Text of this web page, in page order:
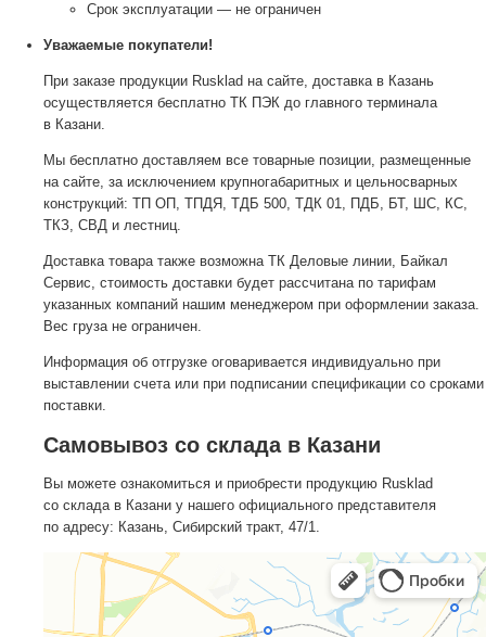
Срок эксплуатации — не ограничен
Уважаемые покупатели!
При заказе продукции Rusklad на сайте, доставка в Казань
осуществляется бесплатно ТК ПЭК до главного терминала
в Казани.
Мы бесплатно доставляем все товарные позиции, размещенные
на сайте, за исключением крупногабаритных и цельносварных
конструкций: ТП ОП, ТПДЯ, ТДБ 500, ТДК 01, ПДБ, БТ, ШС, КС,
ТКЗ, СВД и лестниц.
Доставка товара также возможна ТК Деловые линии, Байкал
Сервис, стоимость доставки будет рассчитана по тарифам
указанных компаний нашим менеджером при оформлении заказа.
Вес груза не ограничен.
Информация об отгрузке оговаривается индивидуально при
выставлении счета или при подписании спецификации со сроками
поставки.
Самовывоз со склада в Казани
Вы можете ознакомиться и приобрести продукцию Rusklad
со склада в Казани у нашего официального представителя
по адресу: Казань, Сибирский тракт, 47/1.